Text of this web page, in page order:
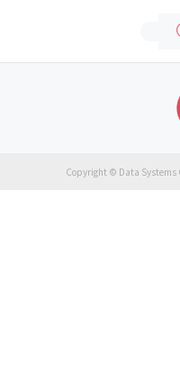
Copyright © Data Systems